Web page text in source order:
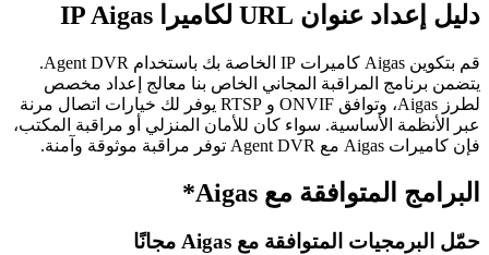
دليل إعداد عنوان URL لكاميرا IP Aigas
قم بتكوين Aigas كاميرات IP الخاصة بك باستخدام Agent DVR.
يتضمن برنامج المراقبة المجاني الخاص بنا معالج إعداد مخصص
لطرز Aigas، وتوافق ONVIF و RTSP يوفر لك خيارات اتصال مرنة
عبر الأنظمة الأساسية. سواء كان للأمان المنزلي أو مراقبة المكتب،
فإن كاميرات Aigas مع Agent DVR توفر مراقبة موثوقة وآمنة.
البرامج المتوافقة مع Aigas*
حمّل البرمجيات المتوافقة مع Aigas مجانًا